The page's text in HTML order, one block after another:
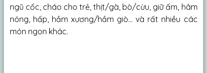
ngũ cốc, cháo cho trẻ, thịt/gà, bò/cừu, giữ ấm, hâm
nóng, hấp, hầm xương/hầm giò… và rất nhiều các
món ngon khác.